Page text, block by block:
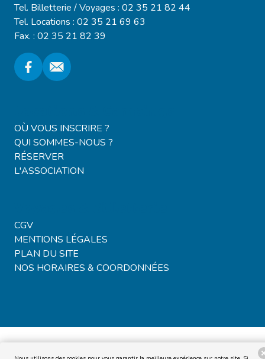
Tel. Billetterie / Voyages : 02 35 21 82 44
Tel. Locations : 02 35 21 69 63
Fax. : 02 35 21 82 39
OÙ VOUS INSCRIRE ?
QUI SOMMES-NOUS ?
RÉSERVER
L'ASSOCIATION
CGV
MENTIONS LÉGALES
PLAN DU SITE
NOS HORAIRES & COORDONNÉES